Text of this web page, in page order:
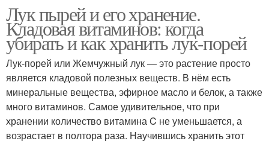
Лук пырей и его хранение.
Кладовая витаминов: когда
убирать и как хранить лук-порей
Лук-порей или Жемчужный лук — это растение просто
является кладовой полезных веществ. В нём есть
минеральные вещества, эфирное масло и белок, а также
много витаминов. Самое удивительное, что при
хранении количество витамина C не уменьшается, а
возрастает в полтора раза. Научившись хранить этот